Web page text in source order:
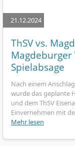
21.12.2024
ThSV vs.
Spielabsage
Nach einem
wurde das geplante
und dem ThSV
Einvernehmen mit
Mehr lesen